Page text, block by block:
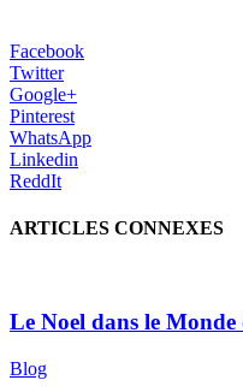
Facebook
Twitter
Google+
Pinterest
WhatsApp
Linkedin
ReddIt
ARTICLES CONNEXES
Le Noel dans le
Blog